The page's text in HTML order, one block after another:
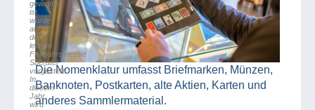
Die Nomenklatur umfasst Briefmarken, Münzen,
Banknoten, Postkarten, alte Aktien, Karten und
anderes Sammlermaterial.
gewidmet
ist,
wurde
auf
der
letzten
Frühjahrsmesse
Sberatel
vorgestellt.
In
diesem
Jahr
wird